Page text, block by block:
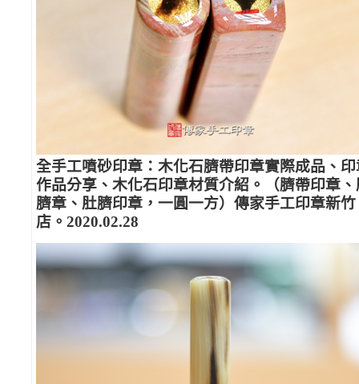
全手工噴砂印章：木化石臍帶印章實際成品、印
作品分享、木化石印章材質介紹。（臍帶印章、
臍章、肚臍印章，一圓一方）傳家手工印章新竹
店。2020.02.28